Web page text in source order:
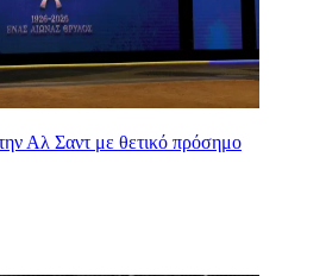
Αλ Σαντ με θετικό πρόσημο